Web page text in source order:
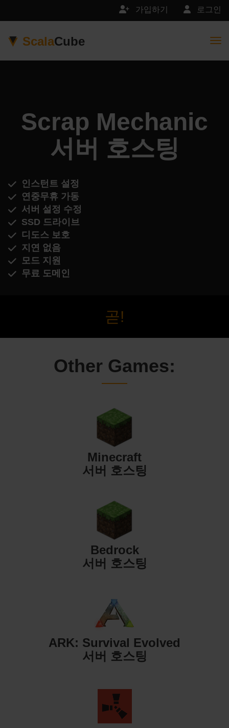
로그인
가입하기
ScalaCube
Scrap Mechanic
서버 호스팅
인스턴트 설정
연중무휴 가동
서버 설정 수정
SSD 드라이브
디도스 보호
지연 없음
모드 지원
무료 도메인
곧!
Other Games:
Minecraft
서버 호스팅
Bedrock
서버 호스팅
ARK: Survival Evolved
서버 호스팅